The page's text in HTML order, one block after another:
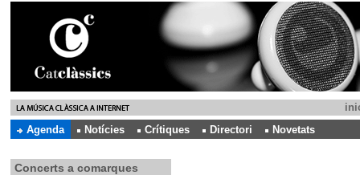
Agenda
Notícies Crítiques Directori Novetats
Concerts a comarques